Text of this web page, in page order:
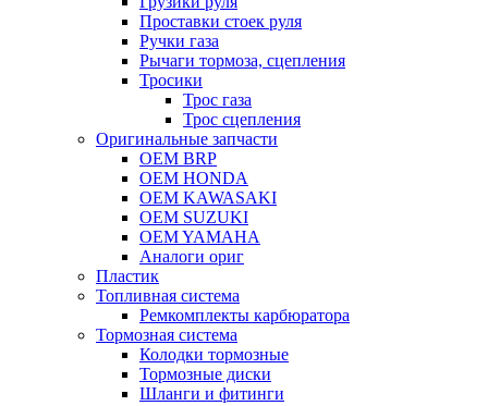
Проставки стоек руля
Ручки газа
Рычаги тормоза, сцепления
Тросики
Трос газа
Трос сцепления
Оригинальные запчасти
OEM BRP
OEM HONDA
OEM KAWASAKI
OEM SUZUKI
OEM YAMAHA
Аналоги ориг
Пластик
Топливная система
Ремкомплекты карбюратора
Тормозная система
Колодки тормозные
Тормозные диски
Шланги и фитинги